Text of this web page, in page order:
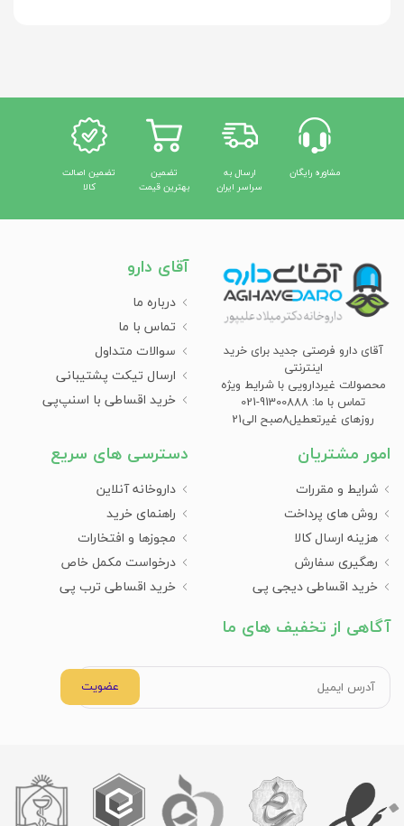
مشاوره رایگان
ارسال به
سراسر ایران
تضمین
بهترین قیمت
تضمین اصالت
کالا
آقای دارو فرصتی جدید برای خرید
اینترنتی
محصولات غیردارویی با شرایط ویژه
تماس با ما: 91300888-021
روزهای غیرتعطیل8صبح الی21
آقای دارو
درباره ما
تماس با ما
سوالات متداول
ارسال تیکت پشتیبانی
خرید اقساطی با اسنپ‌پی
امور مشتریان
شرایط و مقررات
روش های پرداخت
هزینه ارسال کالا
رهگیری سفارش
خرید اقساطی دیجی پی
دسترسی های سریع
داروخانه آنلاین
راهنمای خرید
مجوزها و افتخارات
درخواست مکمل خاص
خرید اقساطی ترب پی
آگاهی از تخفیف های ما
عضویت